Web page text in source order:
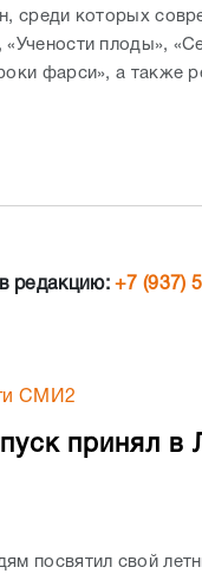
среди которых
плоды»,
фарси», а также
редакцию:+7 (937)
СМИ2
принял в
посвятил свой